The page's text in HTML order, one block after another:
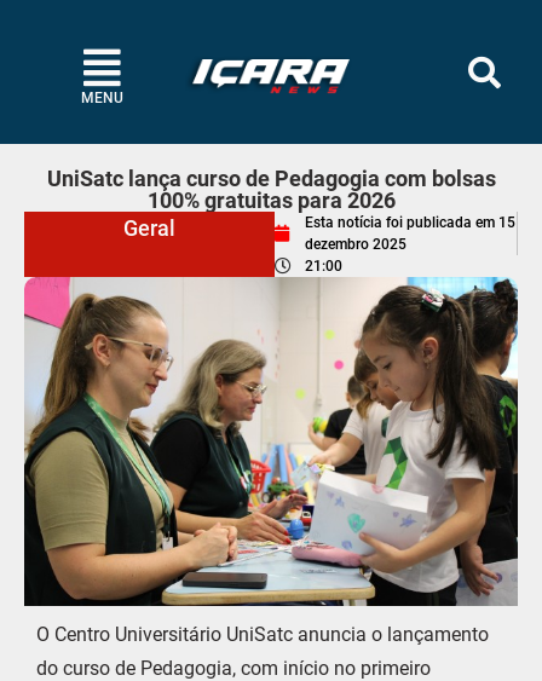
MENU
UniSatc lança curso de Pedagogia com bolsas
100% gratuitas para 2026
Geral
Esta notícia foi publicada em 15
dezembro 2025
21:00
O Centro Universitário UniSatc anuncia o lançamento
do curso de Pedagogia, com início no primeiro